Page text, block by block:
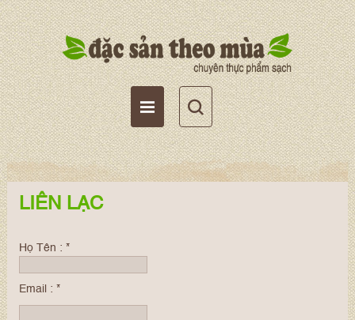
LIÊN LẠC
Họ Tên : *
Email : *
Tài khoản
Giỏ hàng
Wishlist